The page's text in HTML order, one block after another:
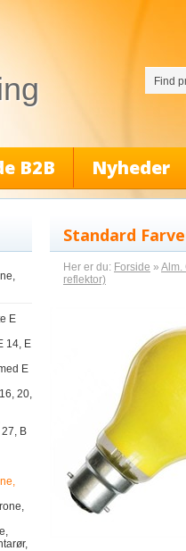
B2B Nyheder
E
14, E
E
20,
B
Standard
Her er du: Forside » Alm.
reflektor)